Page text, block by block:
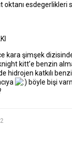
oktanı esdegerlikleri
kara şimşek
kitt’e benzin
hidrojen katkılı
böyle bişi